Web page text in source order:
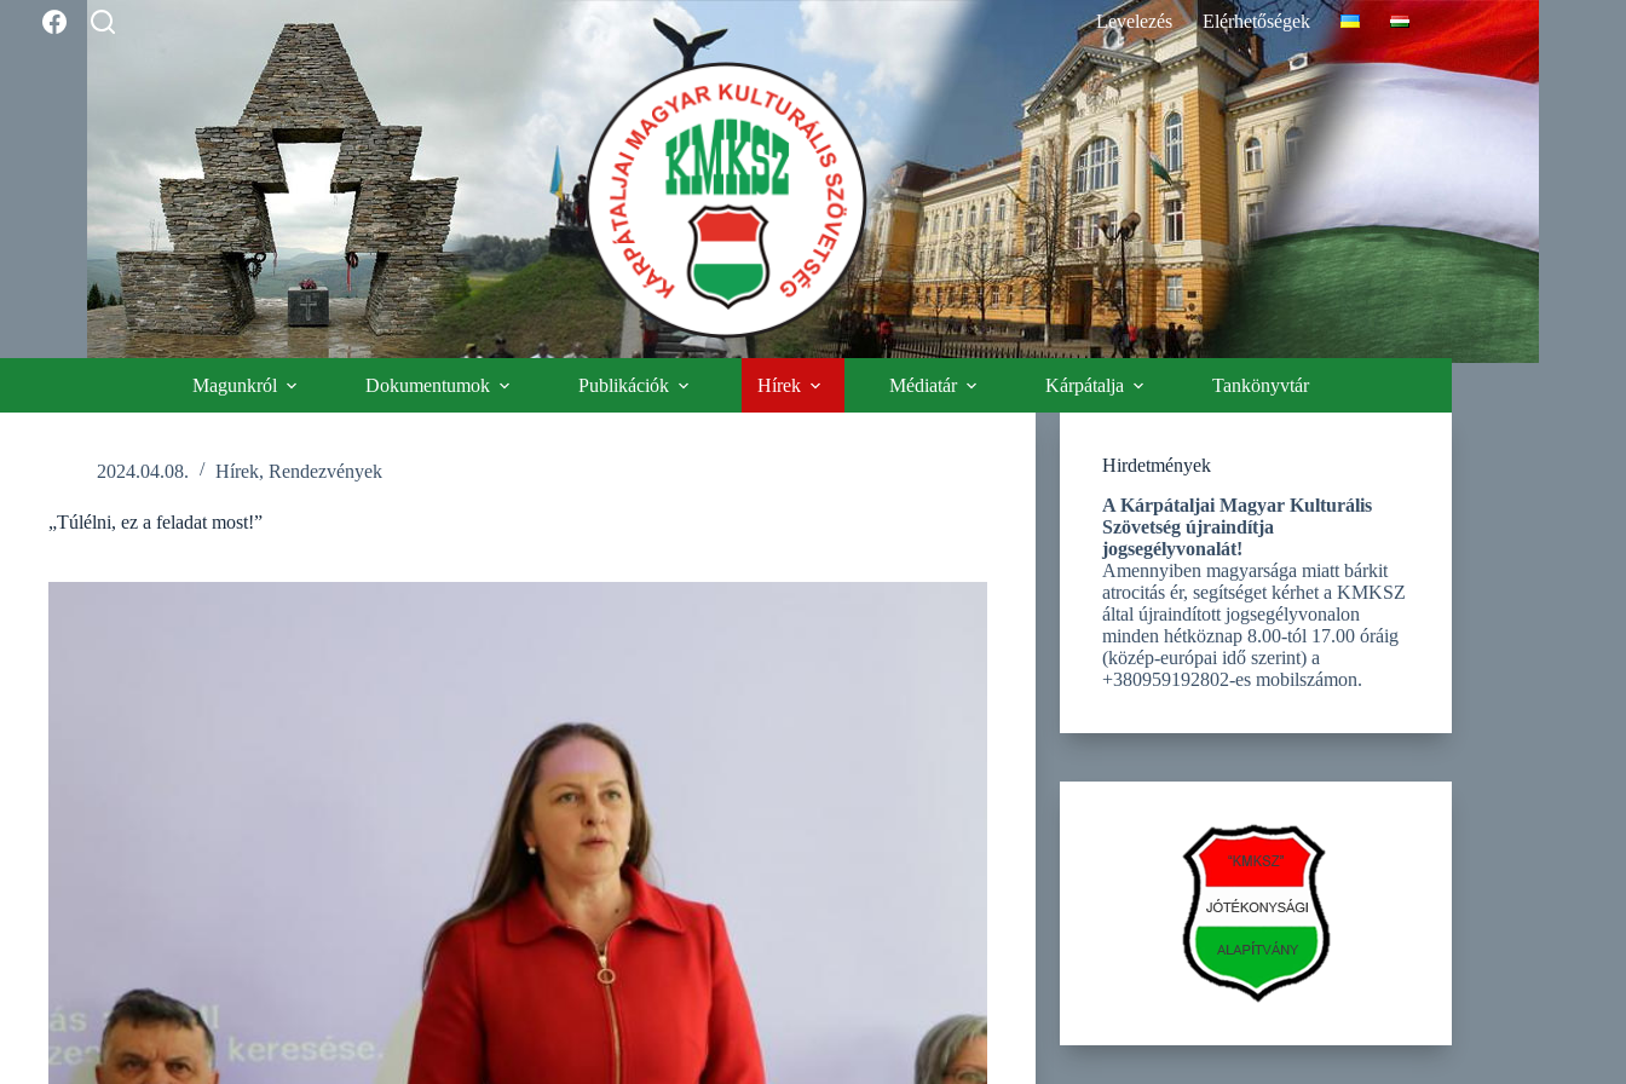
Levelezés Elérhetőségek
Magunkról Dokumentumok Publikációk Hírek Médiatár Kárpátalja Tankönyvtár
2024.04.08. Hírek, Rendezvények
„Túlélni, ez a feladat most!”
Hirdetmények
A Kárpátaljai Magyar Kulturális
Szövetség újraindítja
jogsegélyvonalát!
Amennyiben magyarsága miatt bárkit
atrocitás ér, segítséget kérhet a KMKSZ
által újraindított jogsegélyvonalon
minden hétköznap 8.00-tól 17.00 óráig
(közép-európai idő szerint) a
+380959192802-es mobilszámon.